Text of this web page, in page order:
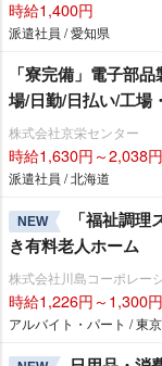
時給1,400円
派遣社員 / 愛知県
「寮完備」電子部
場/日勤/日払い/工場
株式会社京栄センター
時給1,630円～2,038円
派遣社員 / 北海道
NEW
「福祉調
き有料老人ホーム
株式会社川島コーポレー
時給1,226円～1,300円
アルバイト・パート / 東